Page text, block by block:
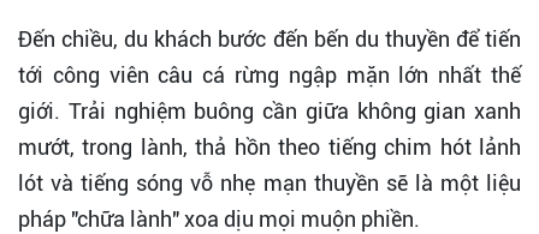
Đến chiều, du khách bước đến bến du thuyền để tiến
tới công viên câu cá rừng ngập mặn lớn nhất thế
giới. Trải nghiệm buông cần giữa không gian xanh
mướt, trong lành, thả hồn theo tiếng chim hót lảnh
lót và tiếng sóng vỗ nhẹ mạn thuyền sẽ là một liệu
pháp "chữa lành" xoa dịu mọi muộn phiền.